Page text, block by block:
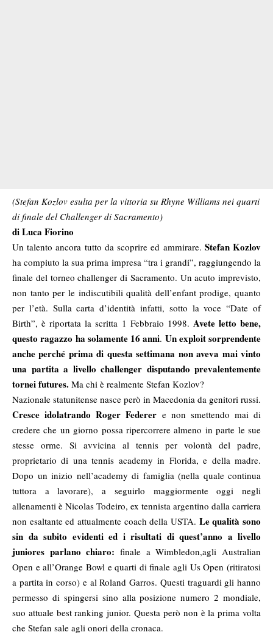
(Stefan Kozlov esulta per la vittoria su Rhyne Williams nei quarti
di finale del Challenger di Sacramento)
di Luca Fiorino
Un talento ancora tutto da scoprire ed ammirare. Stefan Kozlov
ha compiuto la sua prima impresa “tra i grandi”, raggiungendo la
finale del torneo challenger di Sacramento. Un acuto imprevisto,
non tanto per le indiscutibili qualità dell’enfant prodige, quanto
per l’età. Sulla carta d’identità infatti, sotto la voce “Date of
Birth”, è riportata la scritta 1 Febbraio 1998. Avete letto bene,
questo ragazzo ha solamente 16 anni. Un exploit sorprendente
anche perché prima di questa settimana non aveva mai vinto
una partita a livello challenger disputando prevalentemente
tornei futures. Ma chi è realmente Stefan Kozlov?
Nazionale statunitense nasce però in Macedonia da genitori russi.
Cresce idolatrando Roger Federer e non smettendo mai di
credere che un giorno possa ripercorrere almeno in parte le sue
stesse orme. Si avvicina al tennis per volontà del padre,
proprietario di una tennis academy in Florida, e della madre.
Dopo un inizio nell’academy di famiglia (nella quale continua
tuttora a lavorare), a seguirlo maggiormente oggi negli
allenamenti è Nicolas Todeiro, ex tennista argentino dalla carriera
non esaltante ed attualmente coach della USTA. Le qualità sono
sin da subito evidenti ed i risultati di quest’anno a livello
juniores parlano chiaro: finale a Wimbledon,agli Australian
Open e all’Orange Bowl e quarti di finale agli Us Open (ritiratosi
a partita in corso) e al Roland Garros. Questi traguardi gli hanno
permesso di spingersi sino alla posizione numero 2 mondiale,
suo attuale best ranking junior. Questa però non è la prima volta
che Stefan sale agli onori della cronaca.